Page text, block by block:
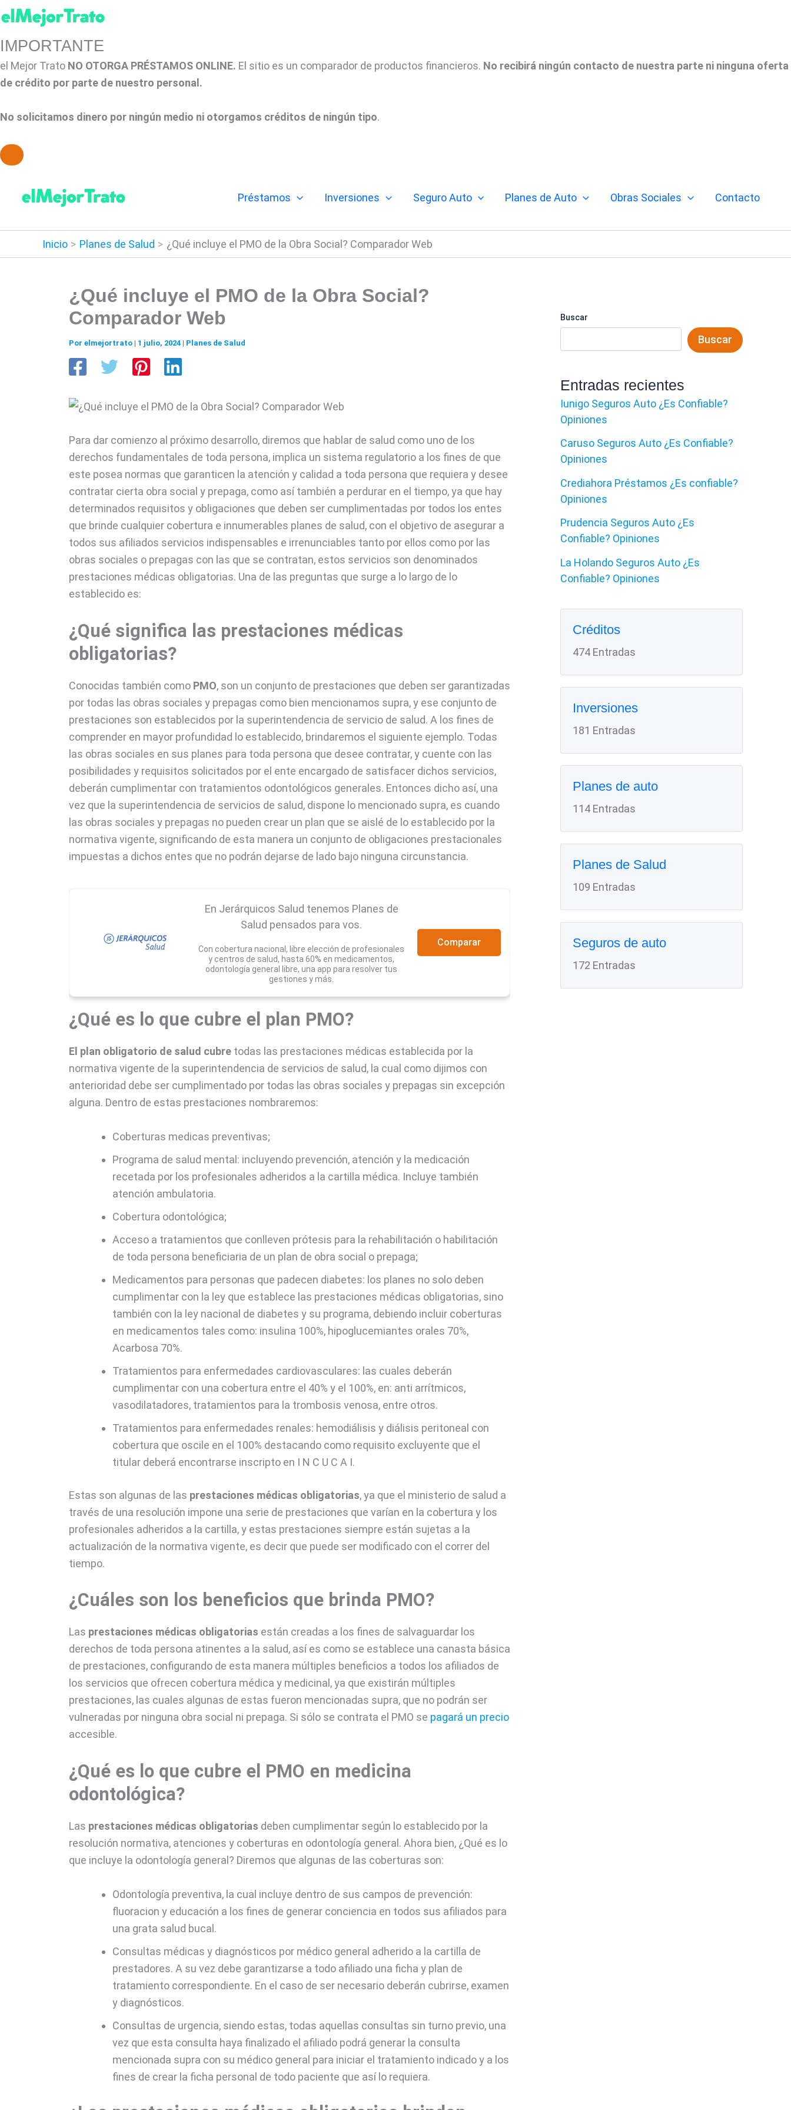
IMPORTANTE
el Mejor Trato NO OTORGA PRÉSTAMOS ONLINE. El sitio es un comparador de productos financieros. No recibirá ningún contacto de nuestra parte ni ninguna oferta
de crédito por parte de nuestro personal.
No solicitamos dinero por ningún medio ni otorgamos créditos de ningún tipo.
contenido
Préstamos Inversiones Seguro Auto Planes de Auto Obras Sociales Contacto
Inicio Planes de Salud ¿Qué incluye el PMO de la Obra Social? Comparador Web
¿Qué incluye el PMO de la Obra Social?
Comparador Web
Por elmejortrato | 1 julio, 2024 | Planes de Salud
Para dar comienzo al próximo desarrollo, diremos que hablar de salud como uno de los
derechos fundamentales de toda persona, implica un sistema regulatorio a los fines de que
este posea normas que garanticen la atención y calidad a toda persona que requiera y desee
contratar cierta obra social y prepaga, como así también a perdurar en el tiempo, ya que hay
determinados requisitos y obligaciones que deben ser cumplimentadas por todos los entes
que brinde cualquier cobertura e innumerables planes de salud, con el objetivo de asegurar a
todos sus afiliados servicios indispensables e irrenunciables tanto por ellos como por las
obras sociales o prepagas con las que se contratan, estos servicios son denominados
prestaciones médicas obligatorias. Una de las preguntas que surge a lo largo de lo
establecido es:
¿Qué significa las prestaciones médicas
obligatorias?
Conocidas también como PMO, son un conjunto de prestaciones que deben ser garantizadas
por todas las obras sociales y prepagas como bien mencionamos supra, y ese conjunto de
prestaciones son establecidos por la superintendencia de servicio de salud. A los fines de
comprender en mayor profundidad lo establecido, brindaremos el siguiente ejemplo. Todas
las obras sociales en sus planes para toda persona que desee contratar, y cuente con las
posibilidades y requisitos solicitados por el ente encargado de satisfacer dichos servicios,
deberán cumplimentar con tratamientos odontológicos generales. Entonces dicho así, una
vez que la superintendencia de servicios de salud, dispone lo mencionado supra, es cuando
las obras sociales y prepagas no pueden crear un plan que se aislé de lo establecido por la
normativa vigente, significando de esta manera un conjunto de obligaciones prestacionales
impuestas a dichos entes que no podrán dejarse de lado bajo ninguna circunstancia.
En Jerárquicos Salud tenemos Planes de
Salud pensados para vos.
Con cobertura nacional, libre elección de profesionales
y centros de salud, hasta 60% en medicamentos,
odontología general libre, una app para resolver tus
gestiones y más.
Comparar
¿Qué es lo que cubre el plan PMO?
El plan obligatorio de salud cubre todas las prestaciones médicas establecida por la
normativa vigente de la superintendencia de servicios de salud, la cual como dijimos con
anterioridad debe ser cumplimentado por todas las obras sociales y prepagas sin excepción
alguna. Dentro de estas prestaciones nombraremos:
Coberturas medicas preventivas;
Programa de salud mental: incluyendo prevención, atención y la medicación
recetada por los profesionales adheridos a la cartilla médica. Incluye también
atención ambulatoria.
Cobertura odontológica;
Acceso a tratamientos que conlleven prótesis para la rehabilitación o habilitación
de toda persona beneficiaria de un plan de obra social o prepaga;
Medicamentos para personas que padecen diabetes: los planes no solo deben
cumplimentar con la ley que establece las prestaciones médicas obligatorias, sino
también con la ley nacional de diabetes y su programa, debiendo incluir coberturas
en medicamentos tales como: insulina 100%, hipoglucemiantes orales 70%,
Acarbosa 70%.
Tratamientos para enfermedades cardiovasculares: las cuales deberán
cumplimentar con una cobertura entre el 40% y el 100%, en: anti arrítmicos,
vasodilatadores, tratamientos para la trombosis venosa, entre otros.
Tratamientos para enfermedades renales: hemodiálisis y diálisis peritoneal con
cobertura que oscile en el 100% destacando como requisito excluyente que el
titular deberá encontrarse inscripto en I N C U C A I.
Estas son algunas de las prestaciones médicas obligatorias, ya que el ministerio de salud a
través de una resolución impone una serie de prestaciones que varían en la cobertura y los
profesionales adheridos a la cartilla, y estas prestaciones siempre están sujetas a la
actualización de la normativa vigente, es decir que puede ser modificado con el correr del
tiempo.
¿Cuáles son los beneficios que brinda PMO?
Las prestaciones médicas obligatorias están creadas a los fines de salvaguardar los
derechos de toda persona atinentes a la salud, así es como se establece una canasta básica
de prestaciones, configurando de esta manera múltiples beneficios a todos los afiliados de
los servicios que ofrecen cobertura médica y medicinal, ya que existirán múltiples
prestaciones, las cuales algunas de estas fueron mencionadas supra, que no podrán ser
vulneradas por ninguna obra social ni prepaga. Si sólo se contrata el PMO se pagará un precio
accesible.
¿Qué es lo que cubre el PMO en medicina
odontológica?
Las prestaciones médicas obligatorias deben cumplimentar según lo establecido por la
resolución normativa, atenciones y coberturas en odontología general. Ahora bien, ¿Qué es lo
que incluye la odontología general? Diremos que algunas de las coberturas son:
Odontología preventiva, la cual incluye dentro de sus campos de prevención:
fluoracion y educación a los fines de generar conciencia en todos sus afiliados para
una grata salud bucal.
Consultas médicas y diagnósticos por médico general adherido a la cartilla de
prestadores. A su vez debe garantizarse a todo afiliado una ficha y plan de
tratamiento correspondiente. En el caso de ser necesario deberán cubrirse, examen
y diagnósticos.
Consultas de urgencia, siendo estas, todas aquellas consultas sin turno previo, una
vez que esta consulta haya finalizado el afiliado podrá generar la consulta
mencionada supra con su médico general para iniciar el tratamiento indicado y a los
fines de crear la ficha personal de todo paciente que así lo requiera.
Buscar
Buscar
Entradas recientes
Iunigo Seguros Auto ¿Es Confiable?
Opiniones
Caruso Seguros Auto ¿Es Confiable?
Opiniones
Crediahora Préstamos ¿Es confiable?
Opiniones
Prudencia Seguros Auto ¿Es
Confiable? Opiniones
La Holando Seguros Auto ¿Es
Confiable? Opiniones
Créditos
474 Entradas
Inversiones
181 Entradas
Planes de auto
114 Entradas
Planes de Salud
109 Entradas
Seguros de auto
172 Entradas